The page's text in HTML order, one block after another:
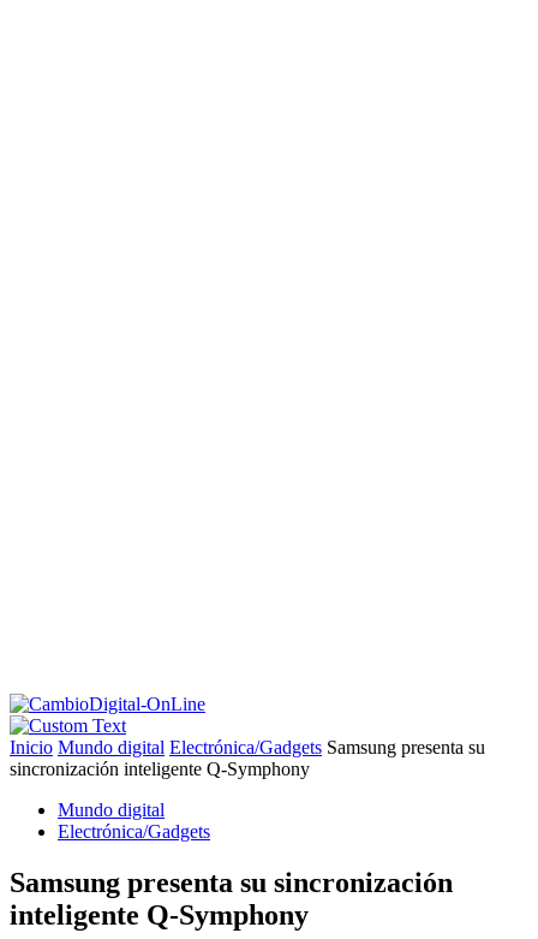
Inicio Mundo digital Electrónica/Gadgets Samsung presenta su
sincronización inteligente Q-Symphony
Mundo digital
Electrónica/Gadgets
Samsung presenta su sincronización
inteligente Q-Symphony